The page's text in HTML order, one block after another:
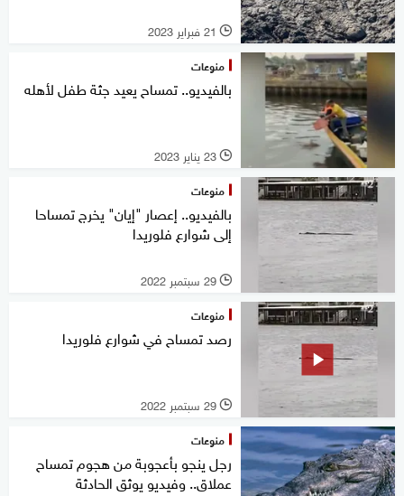
l 21 فبراير 2023
منوعات
بالفيديو.. تمساح يعيد جثة طفل لأهله
l 23 يناير 2023
منوعات
بالفيديو.. إعصار "إيان" يخرج تمساحا
إلى شوارع فلوريدا
l 29 سبتمبر 2022
منوعات
رصد تمساح في شوارع فلوريدا
l 29 سبتمبر 2022
منوعات
رجل ينجو بأعجوبة من هجوم تمساح
عملاق.. وفيديو يوثق الحادثة